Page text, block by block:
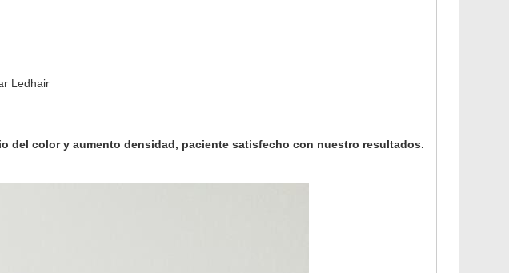
Ledhair
del color y aumento densidad, paciente satisfecho con nuestro resultados.